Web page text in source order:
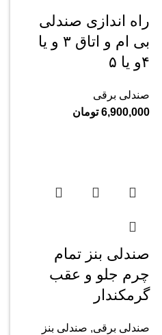
راه اندازی صندلی
بی ام و اتاق ۳ و یا
۴و یا ۵
صندلی برقی
6,900,000 تومان
صندلی بنز تمام
چرم جلو و عقب
گرمکندار
صندلی برقی, صندلی بنز